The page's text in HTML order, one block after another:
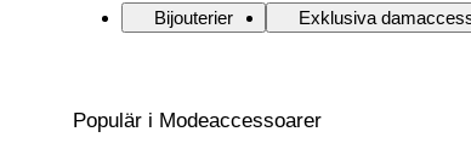
Bijouterier Exklusiva
Populär i Modeaccessoarer